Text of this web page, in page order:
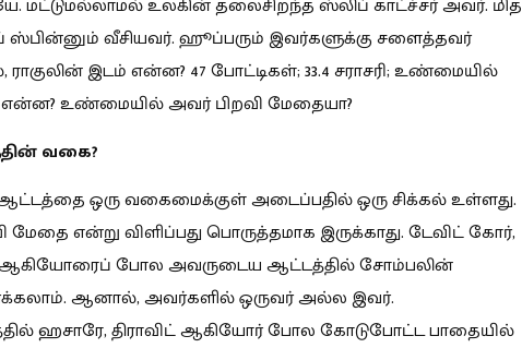
மட்டுமல்லாமல் உலகின் தலைசிறந்த ஸ்லிப் காட்ச்சர் அவர். மித
வீசியவர். ஹூப்பரும் இவர்களுக்கு சளைத்தவர்
இடம் என்ன? 47 போட்டிகள்; 33.4 சராசரி; உண்மையில்
என்ன? உண்மையில் அவர் பிறவி மேதையா?
வகை?
ஒரு வகைமைக்குள் அடைப்பதில் ஒரு சிக்கல் உள்ளது.
என்று விளிப்பது பொருத்தமாக இருக்காது. டேவிட் கோர்,
ஆகியோரைப் போல அவருடைய ஆட்டத்தில் சோம்பலின்
ஆனால், அவர்களில் ஒருவர் அல்ல இவர்.
ஹசாரே, திராவிட் ஆகியோர் போல கோடுபோட்ட பாதையில்